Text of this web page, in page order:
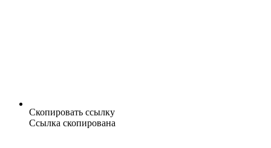
Скопировать ссылку
Ссылка скопирована